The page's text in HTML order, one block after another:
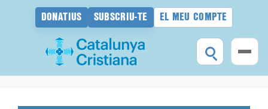
DONATIUS SUBSCRIU-TE EL MEU COMPTE